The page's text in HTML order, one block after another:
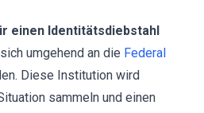
einen Identitätsdiebstahl
umgehend an die Federal
Diese Institution wird
sammeln und einen